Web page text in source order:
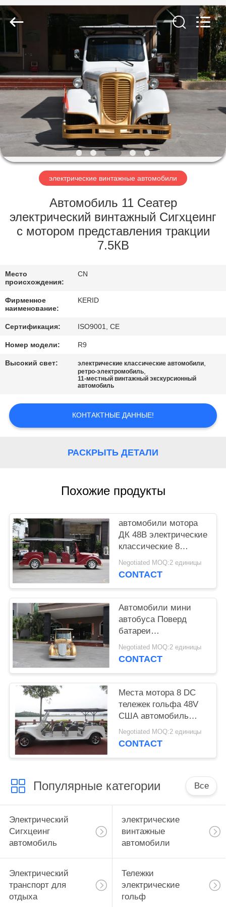
ДОМОЙ
ПРОДУКТЫ
ВИДЕОЗАПИСИ
О
НАС
ЭКСКУРСИЯ
ПО
ЗАВОДУ
КАЧЕСТВА
СВЯЖИТЕСЬ
С
НАМИ
ЗАПРОСИТЕ
ЦИТАТУ
КОНФИДЕНЦИАЛЬНОСТИ
Co,Ltd.
Rights
Reserved.
электрические винтажные автомобили
Автомобиль 11 Сеатер
электрический винтажный Сигхцеинг
с мотором представления тракции
7.5КВ
Место
происхождения:
CN
Фирменное
наименование:
KERID
Сертификация: ISO9001, CE
Номер модели: R9
Высокий свет: электрические классические автомобили,
ретро-электромобиль,
11-местный винтажный экскурсионный
автомобиль
КОНТАКТНЫЕ ДАННЫЕ!
РАСКРЫТЬ ДЕТАЛИ
Похожие продукты
автомобили мотора
ДК 48В электрические
классические 8
тележек гольфа
человека старых для
Negotiated MOQ:2 единицы
CONTACT
Автомобили мини
автобуса Поверд
батареи
электрические
винтажные с
рулем
Negotiated MOQ:2 единицы
CONTACT
Места мотора 8 DC
тележек гольфа 48V
США автомобиль
популярного
классического
Negotiated MOQ:2 единицы
CONTACT
Популярные категории Все
Электрический
Сигхцеинг
автомобиль
электрические
винтажные
автомобили
Электрический
транспорт для
отдыха
Тележки
электрические
гольф